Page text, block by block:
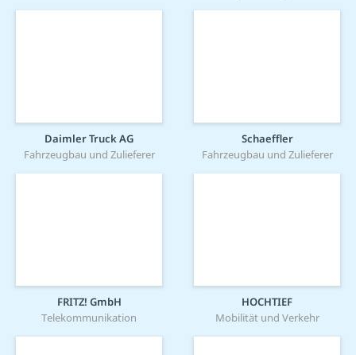
Daimler Truck AG
Fahrzeugbau und Zulieferer
Schaeffler
Fahrzeugbau und Zulieferer
FRITZ! GmbH
Telekommunikation
HOCHTIEF
Mobilität und Verkehr